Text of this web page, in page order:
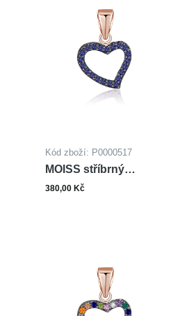
Kód zboží: P0000517
MOISS stříbrný
přívěsek SRDCE
380,00 Kč